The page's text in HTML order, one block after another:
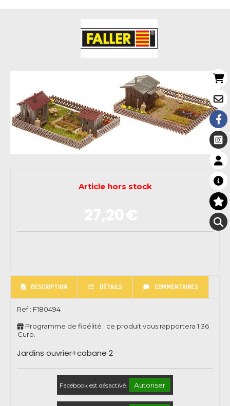
Article hors stock
DESCRIPTION DÉTAILS COMMENTAIRES
Ref : F180494
Programme de fidélité : ce produit vous rapportera 1.36
€uro.
Jardins ouvrier+cabane 2
Facebook est désactivé. Autoriser